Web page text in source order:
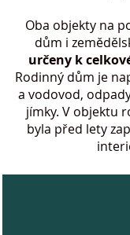
Oba objekty na
dům i
určeny k
Rodinný dům je
a vodovod,
jímky. V objektu
byla před lety